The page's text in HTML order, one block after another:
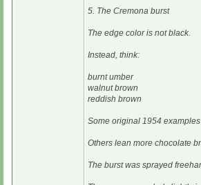
5. The Cremona burst
The edge color is not black.
Instead, think:
burnt umber
walnut brown
reddish brown
Some original 1954
Others lean more chocolate
The burst was sprayed